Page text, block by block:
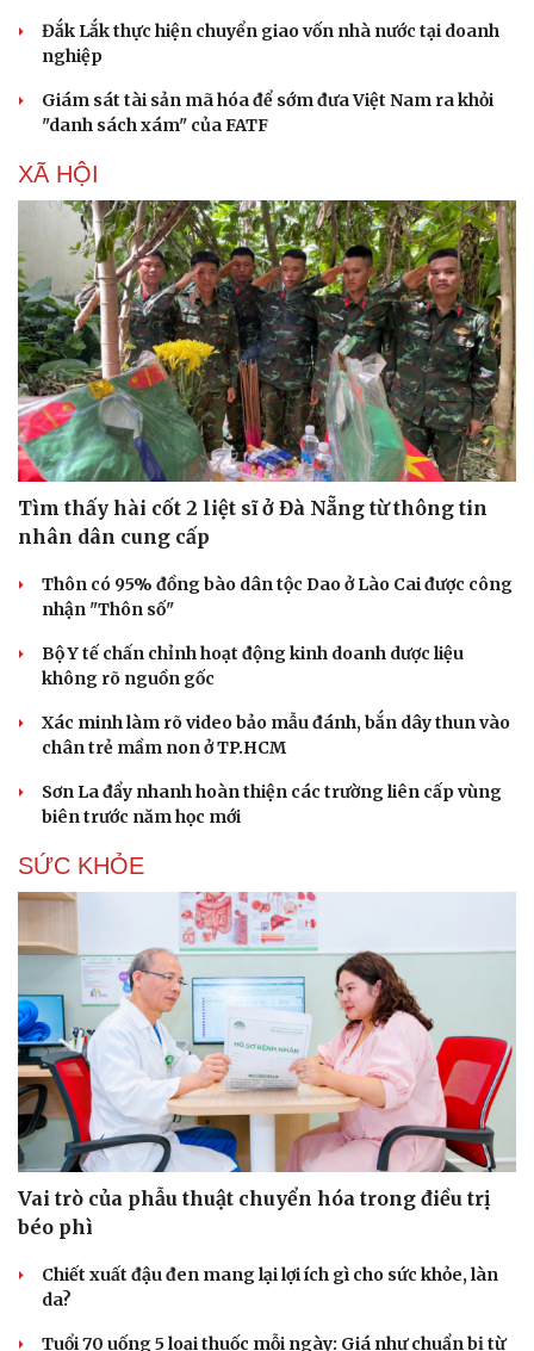
Du lịch
Tư vấn
Săn Tour
check-in
Podcast
Câu chuyện thời sự
Đọc truyện đêm khuya
Cửa sổ tình yêu
Kể chuyện cho bé
Hạt giống tâm hồn
Đắk Lắk thực hiện chuyển giao vốn nhà nước tại doanh
nghiệp
Giám sát tài sản mã hóa để sớm đưa Việt Nam ra khỏi
"danh sách xám" của FATF
XÃ HỘI
Tìm thấy hài cốt 2 liệt sĩ ở Đà Nẵng từ thông tin
nhân dân cung cấp
Thôn có 95% đồng bào dân tộc Dao ở Lào Cai được công
nhận "Thôn số"
Bộ Y tế chấn chỉnh hoạt động kinh doanh dược liệu
không rõ nguồn gốc
Xác minh làm rõ video bảo mẫu đánh, bắn dây thun vào
chân trẻ mầm non ở TP.HCM
Sơn La đẩy nhanh hoàn thiện các trường liên cấp vùng
biên trước năm học mới
SỨC KHỎE
Vai trò của phẫu thuật chuyển hóa trong điều trị
béo phì
Chiết xuất đậu đen mang lại lợi ích gì cho sức khỏe, làn
da?
Tuổi 70 uống 5 loại thuốc mỗi ngày: Giá như chuẩn bị từ